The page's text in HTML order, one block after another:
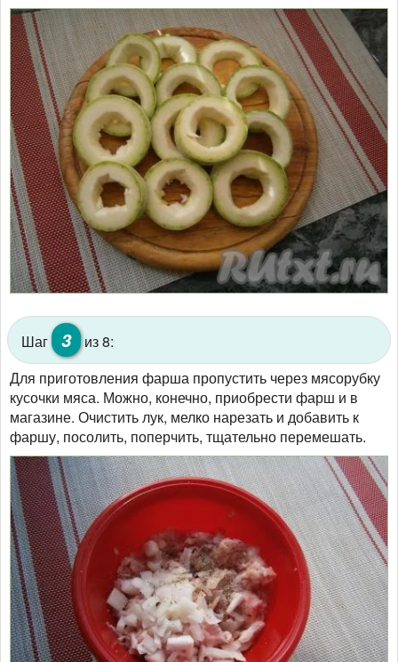
Шаг 3
из 8:
Для приготовления фарша пропустить через мясорубку
кусочки мяса. Можно, конечно, приобрести фарш и в
магазине. Очистить лук, мелко нарезать и добавить к
фаршу, посолить, поперчить, тщательно перемешать.